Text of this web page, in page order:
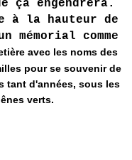
ça engendrera.
à la hauteur de
comme
avec les noms des
pour se souvenir de
tant d'années, sous les
verts.